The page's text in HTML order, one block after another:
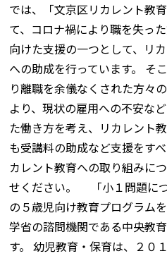
では、「文京区リカレント教
て、コロナ禍により職を失っ
向けた支援の一つとして、リ
への助成を行っています。 そ
り離職を余儀なくされた方々
より、現状の雇用への不安な
た働き方を考え、リカレント
も受講料の助成など支援をす
カレント教育への取り組みに
せください。 「小１問題に
の５歳児向け教育プログラム
学省の諮問機関である中央教
す。 幼児教育・保育は、２０